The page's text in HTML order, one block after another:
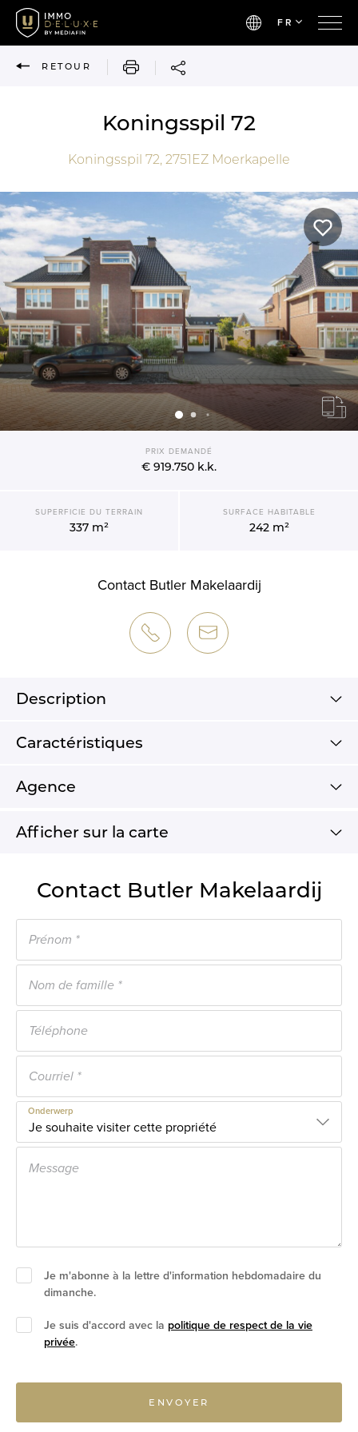
FR
RETOUR IMPRIMER
Koningsspil 72
Koningsspil 72, 2751EZ Moerkapelle
PRIX DEMANDÉ
€ 919.750 k.k.
SUPERFICIE DU TERRAIN
337 m²
SURFACE HABITABLE
242 m²
Contact Butler Makelaardij
Description
Caractéristiques
Agence
Afficher sur la carte
Contact Butler Makelaardij
Onderwerp
Je m'abonne à la lettre d'information hebdomadaire du
dimanche.
Je suis d'accord avec la politique de respect de la vie
privée.
ENVOYER